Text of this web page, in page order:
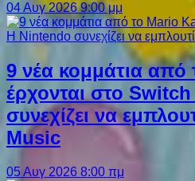
04 Αυγ 2026 9:00 μμ
9 νέα κομμάτια από
έρχονται στο
συνεχίζει να
Music
05 Αυγ 2026 8:00 πμ